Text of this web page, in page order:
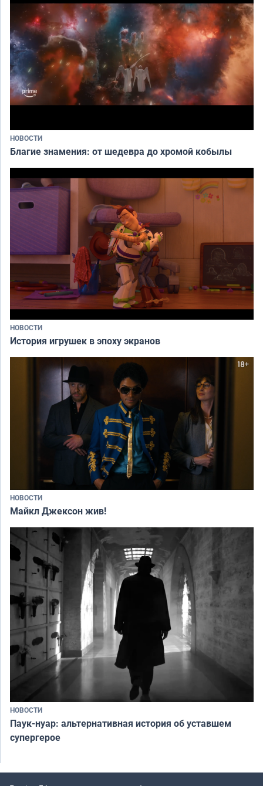
НОВОСТИ
Благие знамения: от шедевра до хромой кобылы
НОВОСТИ
История игрушек в эпоху экранов
НОВОСТИ
Майкл Джексон жив!
НОВОСТИ
Паук-нуар: альтернативная история об уставшем
супергерое